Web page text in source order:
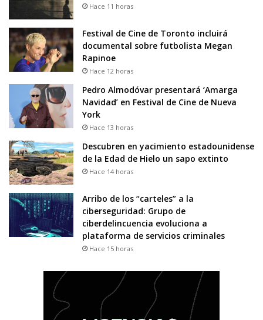
Hace 11 horas
Festival de Cine de Toronto incluirá
documental sobre futbolista Megan
Rapinoe
Hace 12 horas
Pedro Almodóvar presentará ‘Amarga
Navidad’ en Festival de Cine de Nueva
York
Hace 13 horas
Descubren en yacimiento estadounidense
de la Edad de Hielo un sapo extinto
Hace 14 horas
Arribo de los “carteles” a la
ciberseguridad: Grupo de
ciberdelincuencia evoluciona a
plataforma de servicios criminales
Hace 15 horas